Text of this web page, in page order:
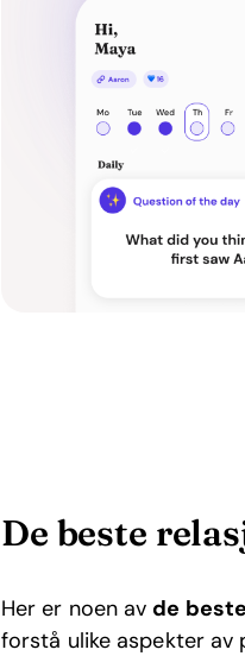
De beste
Her er noen av de
forstå ulike aspekter